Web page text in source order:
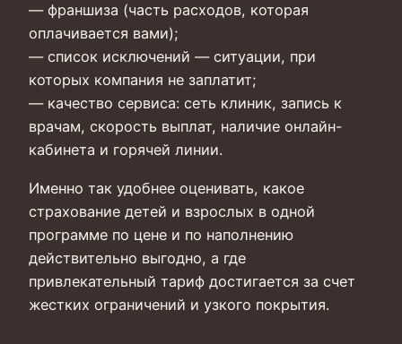
— франшиза (часть расходов, которая
оплачивается вами);
— список исключений — ситуации, при
которых компания не заплатит;
— качество сервиса: сеть клиник, запись к
врачам, скорость выплат, наличие онлайн-
кабинета и горячей линии.
Именно так удобнее оценивать, какое
страхование детей и взрослых в одной
программе по цене и по наполнению
действительно выгодно, а где
привлекательный тариф достигается за счет
жестких ограничений и узкого покрытия.